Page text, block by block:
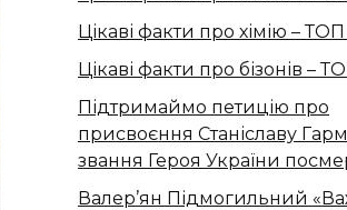
Цікаві факти про хімію –
Цікаві факти про бізонів –
Підтримаймо петицію про
присвоєння Станіславу
звання Героя України
Валер’ян Підмогильний